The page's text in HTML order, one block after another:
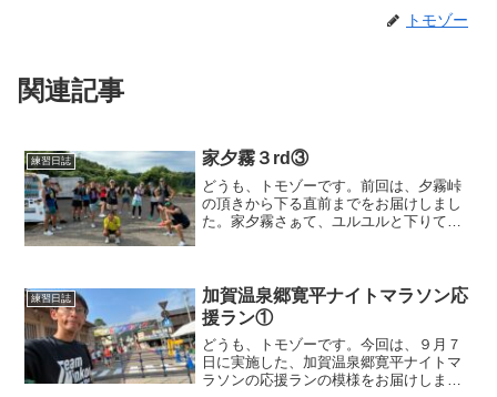
トモゾー
関連記事
練習日誌 家夕霧３rd③
どうも、トモゾーです。前回は、夕霧峠
の頂きから下る直前までをお届けしまし
た。家夕霧さぁて、ユルユルと下りてい
い写真になりましたwゴー...
練習日誌
加賀温泉郷寛平ナイトマラソン応
援ラン①
どうも、トモゾーです。今回は、９月７
日に実施した、加賀温泉郷寛平ナイトマ
ラソンの応援ランの模様をお届けしま